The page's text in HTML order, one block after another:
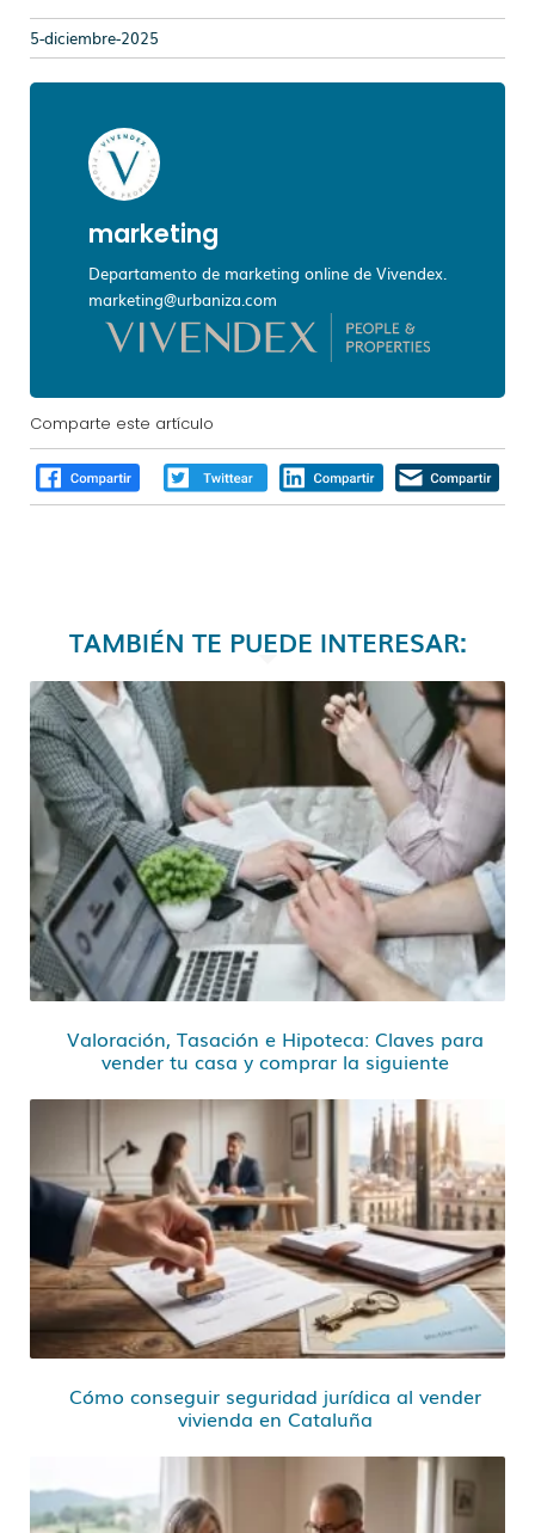
5-diciembre-2025
marketing
Departamento de marketing online de Vivendex.
marketing@urbaniza.com
Comparte este artículo
TAMBIÉN TE PUEDE INTERESAR:
Valoración, Tasación e Hipoteca: Claves para
vender tu casa y comprar la siguiente
Cómo conseguir seguridad jurídica al vender
vivienda en Cataluña